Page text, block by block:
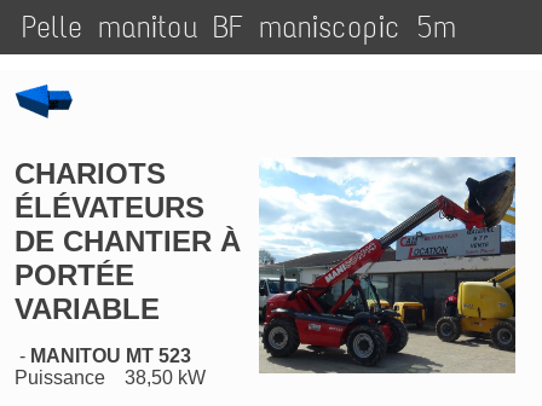
Pelle manitou BF maniscopic 5m
CHARIOTS
ÉLÉVATEURS
DE CHANTIER À
PORTÉE
VARIABLE
- MANITOU MT 523
Puissance 38,50 kW